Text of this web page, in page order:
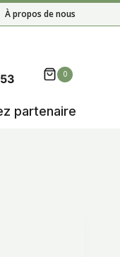
À propos de nous
utilisez
0
partenaire